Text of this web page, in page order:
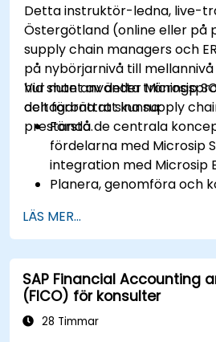
Lär dig hur du identifierar,
minskar risker i
säkerställa kontinuitet
verksamheten.
Hantera globala
navigering inom
regulatoriska utmaningar
skillnader.
Detta instruktör-ledna, live-
Östergötland (online eller på
supply chain managers och
på nybörjarnivå till
hur man använder Microsip
och förbättra sina supply
prestanda.
Vid slutet av detta
deltagarna att kunna:
Förstå de centrala
fördelarna med Microsip
integration med Microsip
Planera, genomföra och
Microsip SCM.
Övervaka och analysera
prestanda samt
förbättringsmöjligheter.
Samarbeta och
leverantörer, kunder och
LÄS MER...
SAP Financial Accounting
(FICO) för konsulter
28 Timmar